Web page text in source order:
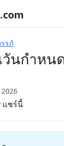
รภ์
นกำหน
แชร์นี้